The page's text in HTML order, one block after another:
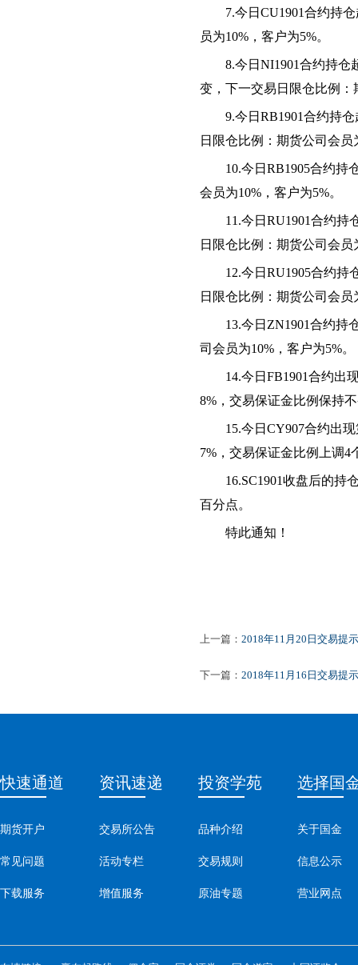
7.今日CU1901合约持
员为10%，客户为5%。
8.今日NI1901合约持仓
变，下一交易日限仓比例
9.今日RB1901合约持
日限仓比例：期货公司会员
10.今日RB1905合约持
会员为10%，客户为5%。
11.今日RU1901合约持
日限仓比例：期货公司会员
12.今日RU1905合约持
日限仓比例：期货公司会员
13.今日ZN1901合约持
司会员为10%，客户为5%。
14.今日FB1901合约出
8%，交易保证金比例保持
15.今日CY907合约出
7%，交易保证金比例上调4
16.SC1901收盘后的持
百分点。
特此通知！
上一篇： 2018年11月20日交易提示
下一篇： 2018年11月16日交易提示
快速通道
期货开户
常见问题
下载服务
资讯速递
交易所公告
活动专栏
增值服务
投资学苑
品种介绍
交易规则
原油专题
选择国
关于国金
信息公示
营业网点